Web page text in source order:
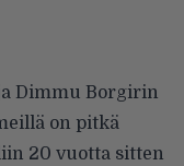
Dimmu Borgirin
on pitkä
20 vuotta sitten